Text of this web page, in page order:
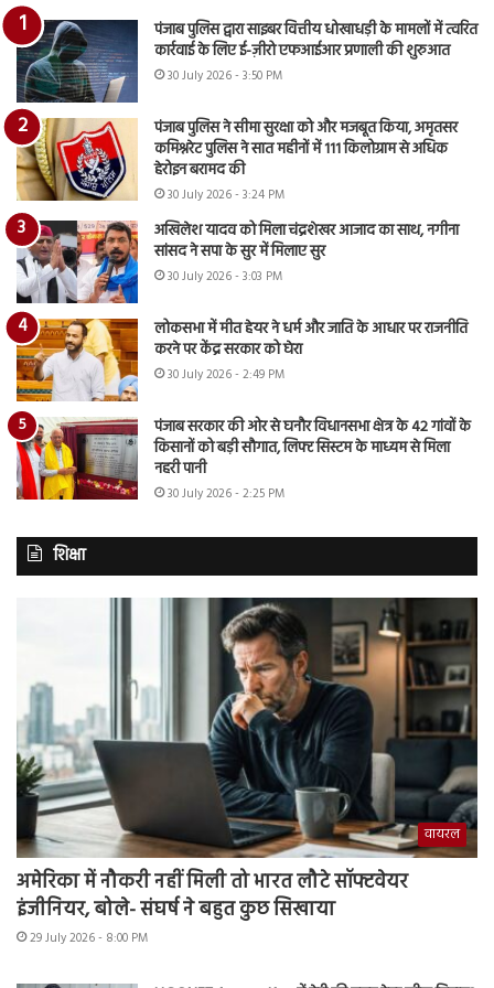
पंजाब पुलिस द्वारा साइबर वित्तीय धोखाधड़ी के मामलों में त्वरित
कार्रवाई के लिए ई-ज़ीरो एफआईआर प्रणाली की शुरुआत
30 July 2026 - 3:50 PM
पंजाब पुलिस ने सीमा सुरक्षा को और मजबूत किया, अमृतसर
कमिश्नरेट पुलिस ने सात महीनों में 111 किलोग्राम से अधिक
हेरोइन बरामद की
30 July 2026 - 3:24 PM
अखिलेश यादव को मिला चंद्रशेखर आजाद का साथ, नगीना
सांसद ने सपा के सुर में मिलाए सुर
30 July 2026 - 3:03 PM
लोकसभा में मीत हेयर ने धर्म और जाति के आधार पर राजनीति
करने पर केंद्र सरकार को घेरा
30 July 2026 - 2:49 PM
पंजाब सरकार की ओर से घनौर विधानसभा क्षेत्र के 42 गांवों के
किसानों को बड़ी सौगात, लिफ्ट सिस्टम के माध्यम से मिला
नहरी पानी
30 July 2026 - 2:25 PM
शिक्षा
वायरल
अमेरिका में नौकरी नहीं मिली तो भारत लौटे सॉफ्टवेयर
इंजीनियर, बोले- संघर्ष ने बहुत कुछ सिखाया
29 July 2026 - 8:00 PM